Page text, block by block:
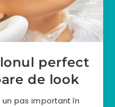
perfect
de look
pas important în